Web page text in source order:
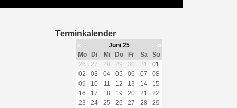
Terminkalender
« ‹ Juni 25 ›
»
Mo
Di Mi Do Fr Sa
So
26
27 28 29 30 31
01
02
03 04 05 06 07
08
09
10 11 12 13 14
15
16
17 18 19 20 21
22
23
24 25 26 27 28
29